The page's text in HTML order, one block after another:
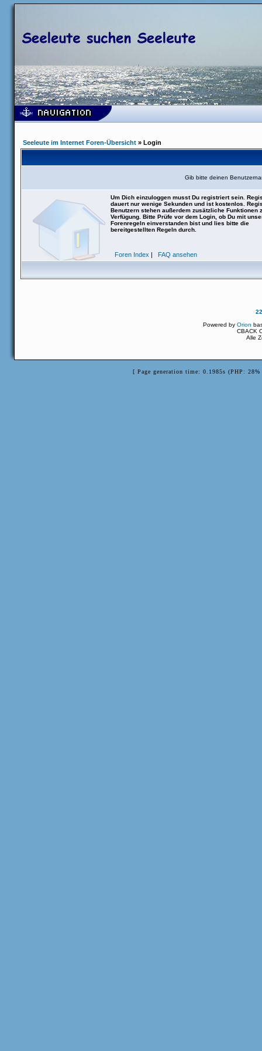
Seeleute im Internet Foren-Übersicht » Login
Gib bitte deinen
Um Dich einzuloggen musst Du registriert sein.
dauert nur wenige Sekunden und ist kostenlos.
Benutzern stehen außerdem zusätzliche Funktionen
Verfügung. Bitte Prüfe vor dem Login, ob Du mit
Forenregeln einverstanden bist und lies bitte die
bereitgestellten Regeln durch.
Foren Index | FAQ ansehen
Powered byOrion
CBACK
Alle
[ Page generation time: 0.1985s (PHP: